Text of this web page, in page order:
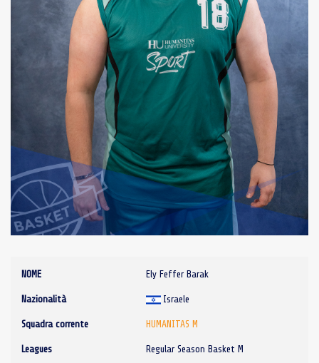
NOME Ely Feffer Barak
Nazionalità Israele
Squadra corrente HUMANITAS M
Leagues Regular Season Basket M